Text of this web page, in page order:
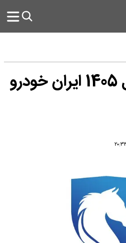
خودروهای مدل 1405 ایران خودرو